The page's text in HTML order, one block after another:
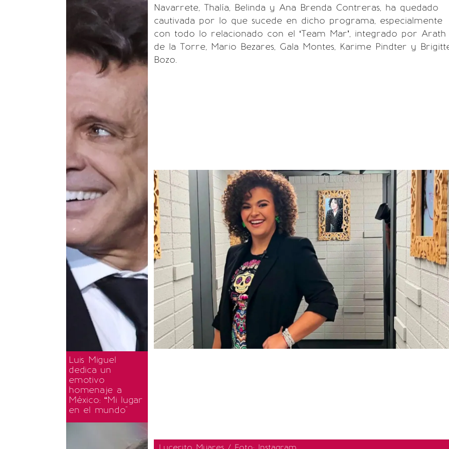
Luis Miguel
dedica un
emotivo
homenaje a
México: “Mi lugar
en el mundo"
Navarrete, Thalía, Belinda y Ana Brenda Contreras, ha quedado
cautivada por lo que sucede en dicho programa, especialmente
con todo lo relacionado con el ‘Team Mar’, integrado por Arath
de la Torre, Mario Bezares, Gala Montes, Karime Pindter y
Bozo.